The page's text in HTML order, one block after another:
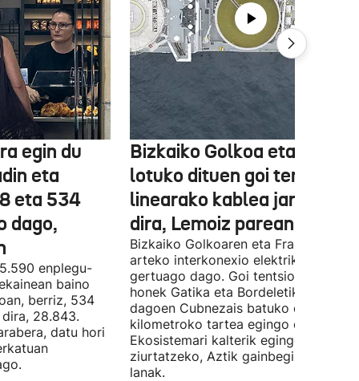
egin du
eta
eta 534
dago,
enplegu-
baino
berriz, 534
28.843.
datu hori
Bizkaiko Golkoa eta
lotuko dituen goi tentsioko
linearako kablea jartzen
dira, Lemoiz parean
Bizkaiko Golkoaren eta Frantziaren
arteko interkonexio elektrikoa
gertuago dago. Goi tentsioko linea
honek Gatika eta Bordeletik gertu
dagoen Cubnezais batuko ditu eta
kilometroko tartea egingo du ur
Ekosistemari kalterik egingo ez
ziurtatzeko, Aztik gainbegiratuko
lanak.